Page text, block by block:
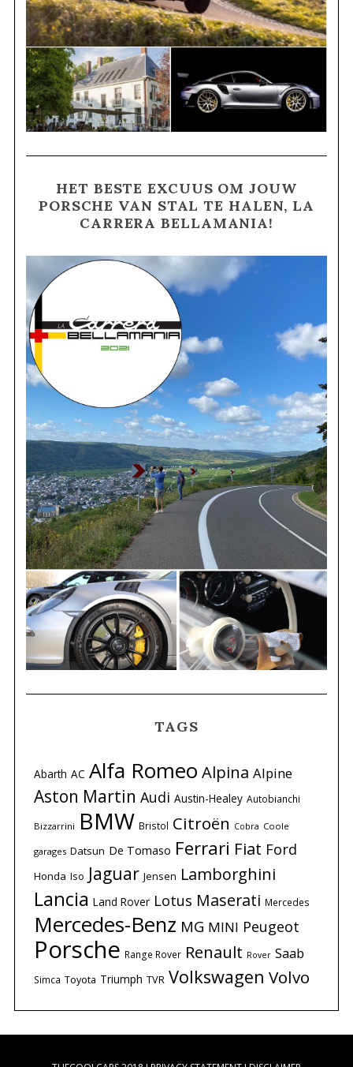
HET BESTE EXCUUS OM JOUW
PORSCHE VAN STAL TE HALEN, LA
CARRERA BELLAMANIA!
TAGS
Abarth AC Alfa Romeo Alpina Alpine
Aston Martin Audi Austin-Healey Autobianchi
Bizzarrini BMW Bristol Citroën Cobra Coole
garages Datsun De Tomaso Ferrari Fiat Ford
Honda Iso Jaguar Jensen Lamborghini
Lancia Land Rover Lotus Maserati Mercedes
Mercedes-Benz MG MINI Peugeot
Porsche Range Rover Renault Rover Saab
Simca Toyota Triumph TVR Volkswagen Volvo